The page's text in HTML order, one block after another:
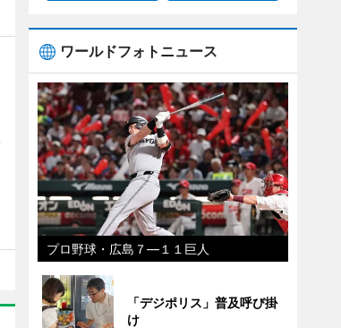
ワールドフォトニュース
プロ野球・広島７―１１巨人
「デジポリス」普及呼び掛
け